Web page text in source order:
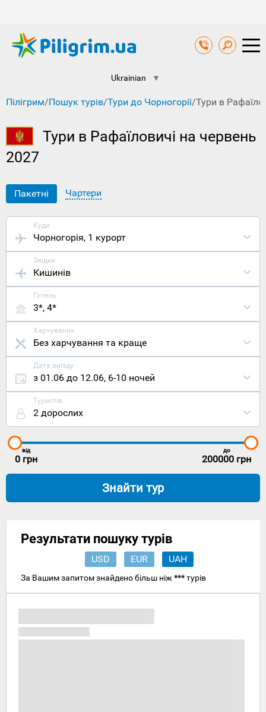
Ukrainian ▼
Пілігрим/Пошук турів/Тури до Чорногорії/Тури в
Тури в Рафаїловичі на червень
2027
Пакетні Чартери
Куди
Чорногорія, 1 курорт
Звідки
Кишинів
Готель
3*, 4*
Харчування
Без харчування та краще
Дата виїзду
з 01.06 до 12.06, 6-10 ночей
Туристів
2 дорослих
від
0 грн
до
200000 грн
Знайти тур
Результати пошуку турів
USD EUR UAH
За Вашим запитом знайдено більш ніж ***турів